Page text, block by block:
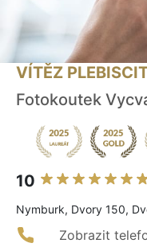
VÍTĚZ
Fotokoutek
10
Nymburk, Dvory 150,
Zobrazit